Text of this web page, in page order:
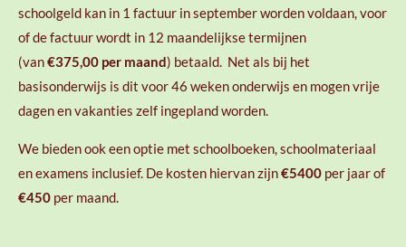
schoolgeld kan in 1 factuur in september worden voldaan, voor
of de factuur wordt in 12 maandelijkse termijnen
(van€375,00 per maand) betaald. Net als bij het
basisonderwijs is dit voor 46 weken onderwijs en mogen vrije
dagen en vakanties zelf ingepland worden.
We bieden ook een optie met schoolboeken, schoolmateriaal
en examens inclusief. De kosten hiervan zijn€5400 per jaar of
€450 per maand.